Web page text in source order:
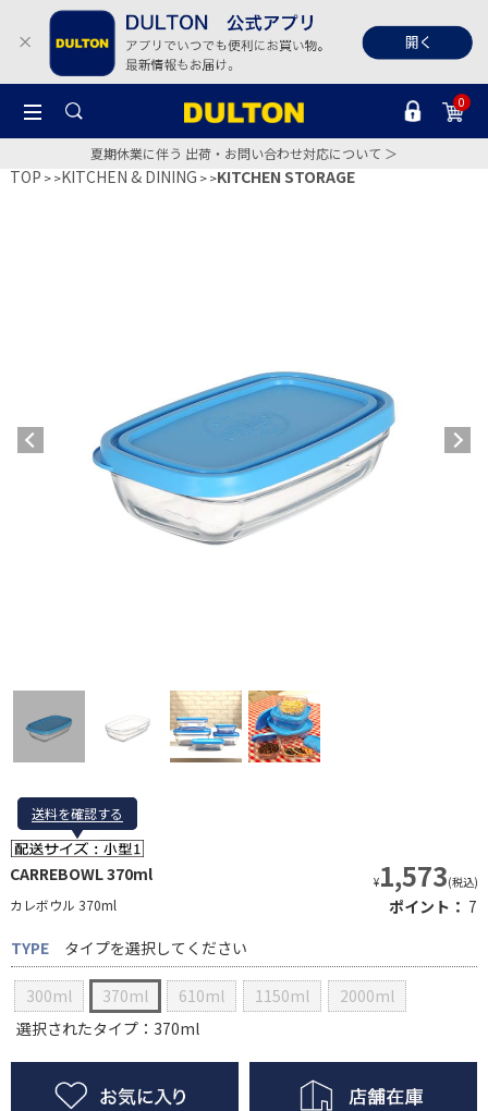
0
夏期休業に伴う 出荷・お問い合わせ対応について ＞
TOP >KITCHEN & DINING >KITCHEN STORAGE
送料を確認する
送料を確認する
CARREBOWL 370ml
カレボウル 370ml
¥1,573(税込)
ポイント： 7
TYPE
タイプを選択してください
300ml 370ml 610ml 1150ml
2000ml
選択されたタイプ：370ml